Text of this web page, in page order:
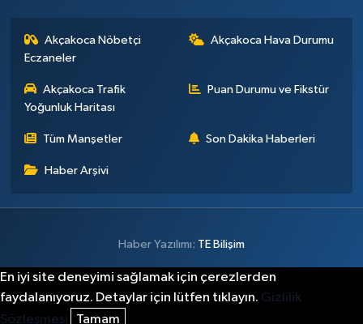
Akçakoca Nöbetçi
Eczaneler
Akçakoca Hava Durumu
Akçakoca Trafik
Yoğunluk Haritası
Puan Durumu ve Fikstür
Tüm Manşetler Son Dakika Haberleri
Haber Arşivi
Haber Yazılımı: TE Bilişim
En iyi site deneyimi sağlamak için çerezlerden
faydalanıyoruz. Detaylar için lütfen tıklayın. Gizlilik
Sözleşmesi
Tamam